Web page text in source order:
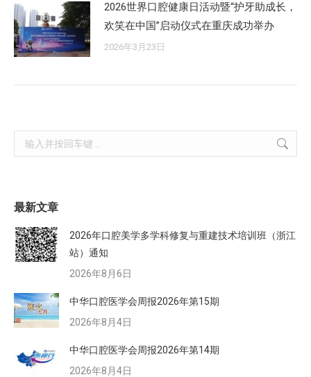
2026世界口腔健康日活动暨“护牙助成长，
欢笑在中国”启动仪式在重庆成功举办
2026年3月23日
Search:
最新文章
2026年口腔美学多学科修复与重建技术培训班（浙江
站）通知
2026年8月6日
中华口腔医学会周报2026年第15期
2026年8月4日
中华口腔医学会周报2026年第14期
2026年8月4日